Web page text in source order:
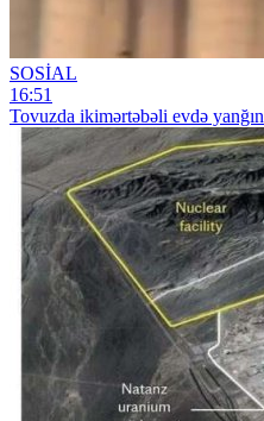
SOSİAL
16:51
Tovuzda ikimərtəbəli evdə yanğın